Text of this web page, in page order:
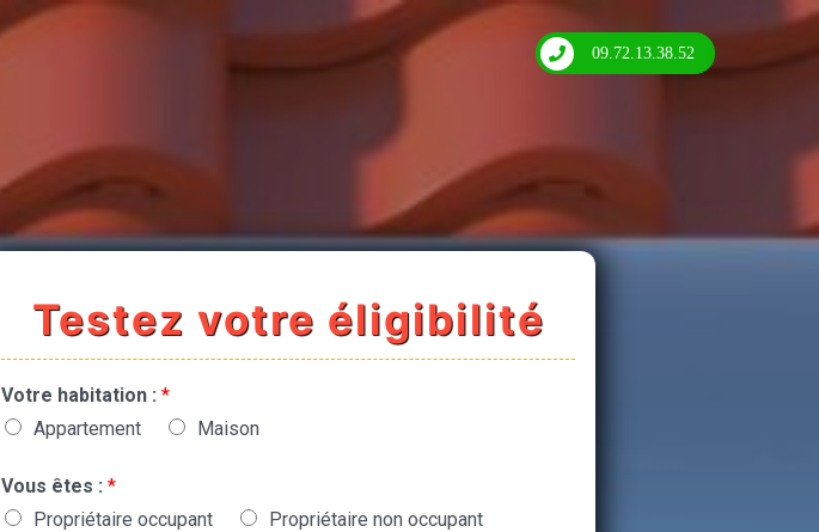
09.72.13.38.52
Testez votre éligibilité
Votre habitation : *
Appartement
Maison
Vous êtes : *
Propriétaire occupant
Propriétaire non occupant